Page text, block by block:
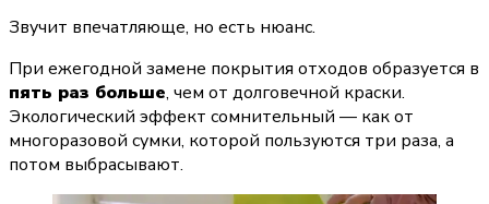
Звучит впечатляюще, но есть нюанс.
пять раз больше, чем от долговечной краски.
Экологический эффект сомнительный — как от
многоразовой сумки, которой пользуются три раза, а
потом выбрасывают.